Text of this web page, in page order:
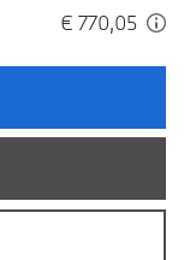
€ 770,05